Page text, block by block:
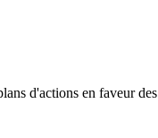
d'actions en faveur